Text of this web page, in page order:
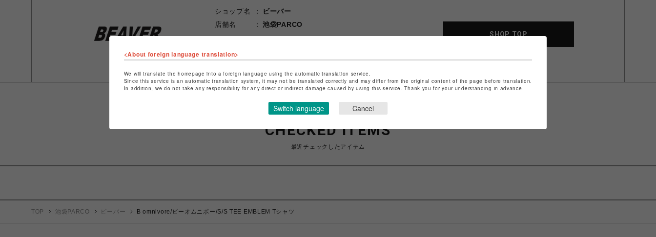
ショップ名
ビーバー
店舗名
池袋PARCO
ショップお問い合わせは
SHOP TOP
CHECKED ITEMS
最近チェックしたアイテム
TOP 池袋PARCO ビーバー B omnivore/ビーオムニボー/S/S TEE EMBLEM Tシャツ
<About foreign language translation>
We will translate the homepage into a foreign language using the automatic translation service.
Since this service is an automatic translation system, it may not be translated correctly and may differ from the original content of the page before translation.
In addition, we do not take any responsibility for any direct or indirect damage caused by using this service. Thank you for your understanding in advance.
Switch language Cancel